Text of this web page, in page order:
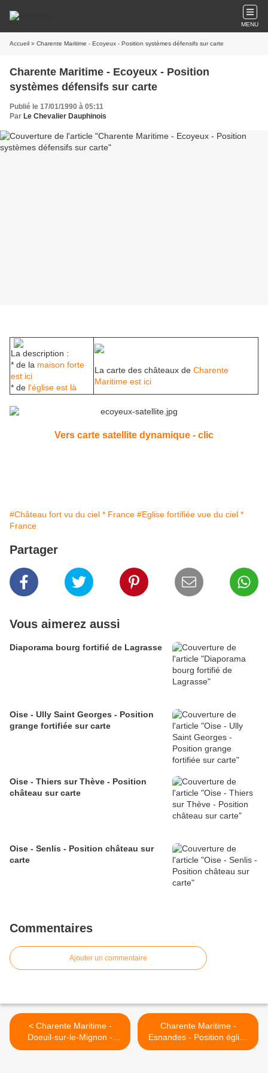
MENU
Accueil » Charente Maritime - Ecoyeux - Position systèmes défensifs sur carte
Charente Maritime - Ecoyeux - Position
systèmes défensifs sur carte
Publié le 17/01/1990 à 05:11
Par Le Chevalier Dauphinois
La description :
* de la maison forte
est ici
* de l'église est là
La carte des châteaux de Charente
Maritime est ici
Vers carte satellite dynamique - clic
#Château fort vu du ciel * France #Eglise fortifiée vue du ciel *
France
Partager
Vous aimerez aussi
Diaporama bourg fortifié de Lagrasse
Oise - Ully Saint Georges - Position
grange fortifiée sur carte
Oise - Thiers sur Thève - Position
château sur carte
Oise - Senlis - Position château sur
carte
Commentaires
Ajouter un commentaire
< Charente Maritime -
Doeuil-sur-le-Mignon -
Position église sur carte
Charente Maritime -
Esnandes - Position église
fortifiée sur carte >